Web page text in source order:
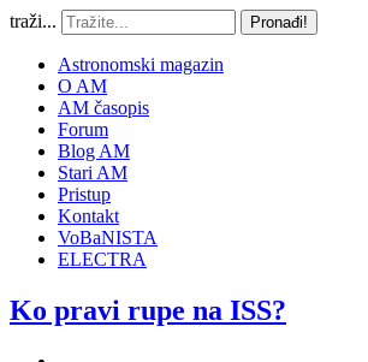
traži... Pronađi!
Astronomski magazin
O AM
AM časopis
Forum
Blog AM
Stari AM
Pristup
Kontakt
VoBaNISTA
ELECTRA
Ko pravi rupe na ISS?